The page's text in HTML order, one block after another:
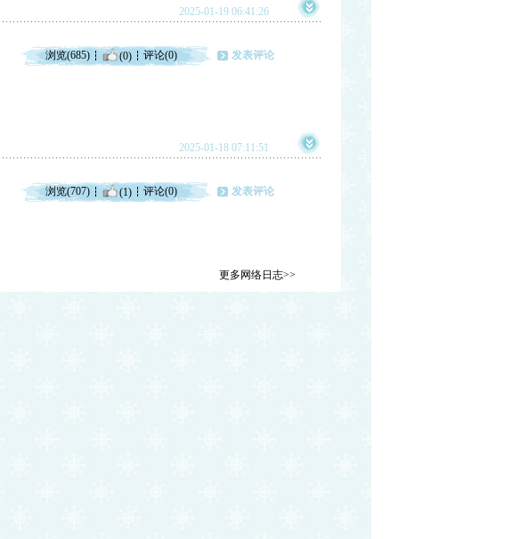
2025-01-19 06:41:26
浏览(685) (0) 评论(0) 发表评论
2025-01-18 07:11:51
浏览(707) (1) 评论(0) 发表评论
更多网络日志>>